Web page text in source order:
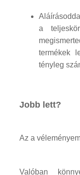
a
termékek
tényleg
Jobb lett?
Az a
Valóban